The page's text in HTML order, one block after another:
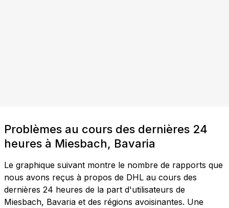
Problèmes au cours des dernières 24
heures à Miesbach, Bavaria
Le graphique suivant montre le nombre de rapports que
nous avons reçus à propos de DHL au cours des
dernières 24 heures de la part d'utilisateurs de
Miesbach, Bavaria et des régions avoisinantes. Une